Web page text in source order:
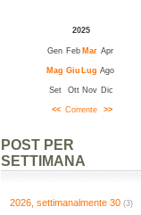
2025
<< Corrente >>
Gen Feb Mar Apr
Mag Giu Lug Ago
Set Ott Nov Dic
POST PER
SETTIMANA
2026, settimanalmente 30 (3)